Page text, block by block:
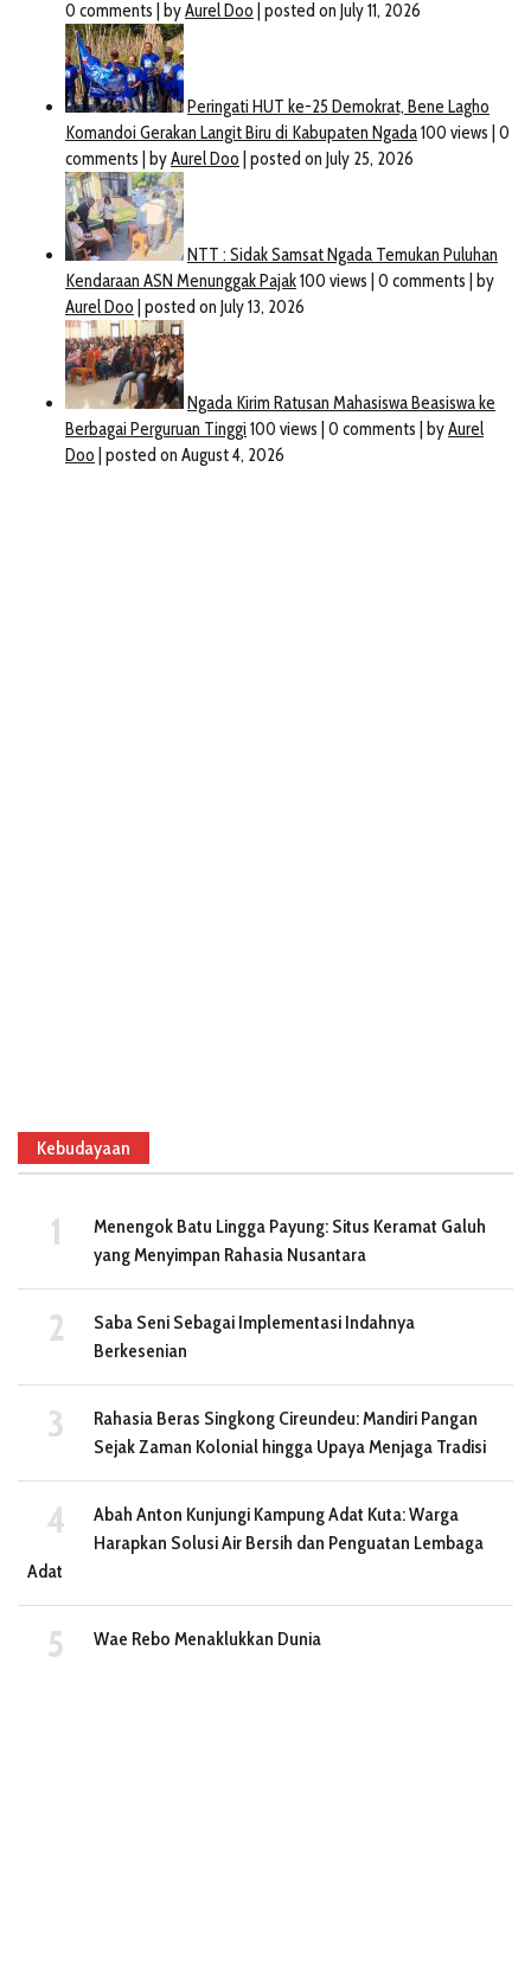
Kebudayaan
Menengok Batu Lingga Payung: Situs Keramat Galuh
yang Menyimpan Rahasia Nusantara
Saba Seni Sebagai Implementasi Indahnya
Berkesenian
Rahasia Beras Singkong Cireundeu: Mandiri Pangan
Sejak Zaman Kolonial hingga Upaya Menjaga Tradisi
Abah Anton Kunjungi Kampung Adat Kuta: Warga
Harapkan Solusi Air Bersih dan Penguatan Lembaga
Adat
Wae Rebo Menaklukkan Dunia